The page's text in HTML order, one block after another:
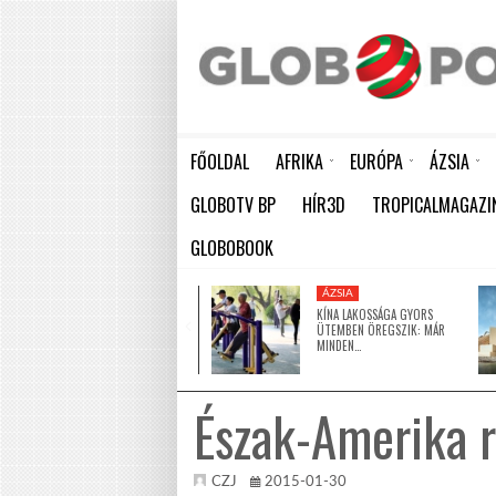
FŐOLDAL AFRIKA EURÓPA ÁZSIA
GLOBOTV BP HÍR3D
GLOBOBOOK
ÁZSIA
KÍNA LAKOSSÁGA GYORS
ÜTEMBEN ÖREGSZIK: MÁR
MINDEN…
Észak-Amerika
CZJ 2015-01-30